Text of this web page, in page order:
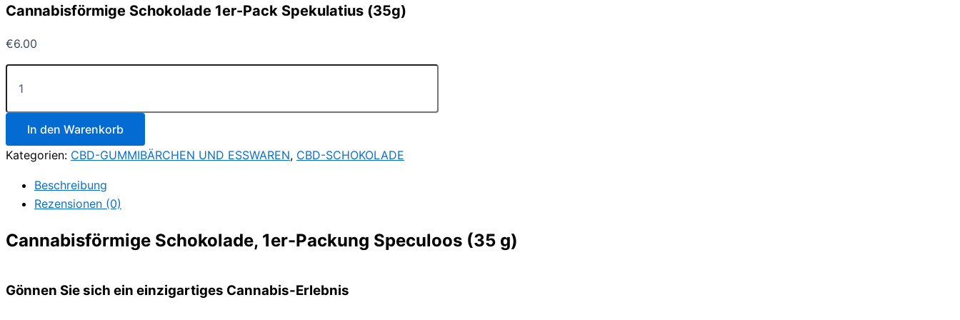
Cannabisförmige Schokolade 1er-Pack Spekulatius (35g)
€6.00
Cannabisförmige
Schokolade
Pack
Spekulatius
(35g)
Menge
In den Warenkorb
Kategorien: CBD-GUMMIBÄRCHEN UND ESSWAREN, CBD-SCHOKOLADE
Beschreibung
Rezensionen (0)
Cannabisförmige Schokolade, 1er-Packung Speculoos (35 g)
Gönnen Sie sich ein einzigartiges Cannabis-Erlebnis